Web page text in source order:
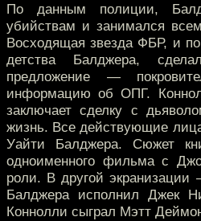
По данным полиции,
убийствам и занимался
Восходящая звезда ФБР, и по
детства Балджера,
предложение —
информацию об ОПГ.
заключает сделку с
жизнь. Все действующие
Уайти Балджера. Сюжет
одноименного фильма с
роли. В другой
Балджера исполнил Джек
Коннолли сыграл Мэтт